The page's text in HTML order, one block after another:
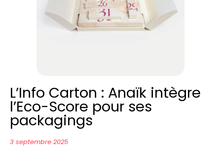
L’Info Carton : Anaïk intègre
l’Eco-Score pour ses
packagings
3 septembre 2025